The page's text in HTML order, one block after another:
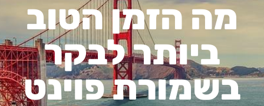
מה הזמן הטוב
ביותר לבקר
בשמורת פוינט